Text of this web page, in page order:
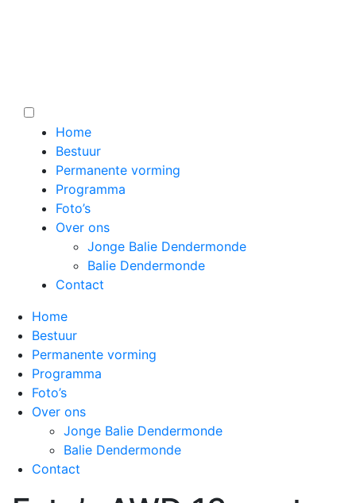
Home
Bestuur
Permanente vorming
Programma
Foto’s
Over ons
Jonge Balie Dendermonde
Balie Dendermonde
Contact
Home
Bestuur
Permanente vorming
Programma
Foto’s
Over ons
Jonge Balie Dendermonde
Balie Dendermonde
Contact